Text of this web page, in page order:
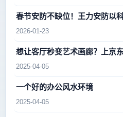
春节安防不缺位！王力安防以
2026-01-23
想让客厅秒变艺术画廊？上京
2025-04-05
一个好的办公风水环境
2025-04-05